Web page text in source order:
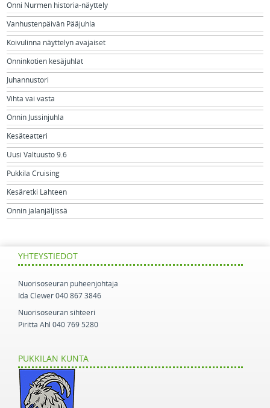
Onni Nurmen historia-näyttely
Vanhustenpäivän Pääjuhla
Koivulinna näyttelyn avajaiset
Onninkotien kesäjuhlat
Juhannustori
Vihta vai vasta
Onnin Jussinjuhla
Kesäteatteri
Uusi Valtuusto 9.6
Pukkila Cruising
Kesäretki Lahteen
Onnin jalanjäljissä
YHTEYSTIEDOT
Nuorisoseuran puheenjohtaja
Ida Clewer 040 867 3846
Nuorisoseuran sihteeri
Piritta Ahl 040 769 5280
PUKKILAN KUNTA